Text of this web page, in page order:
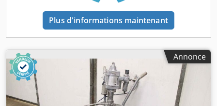
Plus d'informations maintenant
Annonce